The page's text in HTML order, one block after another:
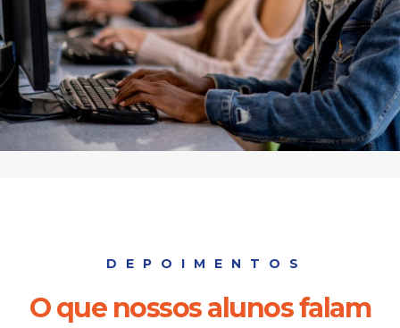
DEPOIMENTOS
O que nossos alunos falam